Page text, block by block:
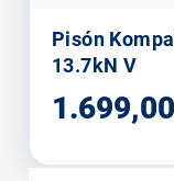
Pisón
13.7kN V